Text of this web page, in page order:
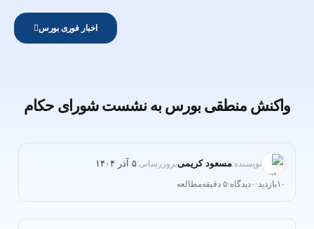
اخبار فوری بورس
واکنش منطقی بورس به نشست شورای حکام
نویسنده:مسعود کریمیبروزرسانی:۵ آذر ۱۴۰۴
۱۰بازدید• ۰دیدگاه•۵ دقیقه مطالعه